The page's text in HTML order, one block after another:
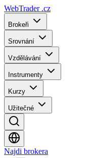
WebTrader .cz
Brokeři
Srovnání
Vzdělávání
Instrumenty
Kurzy
Užitečné
Najdi brokera